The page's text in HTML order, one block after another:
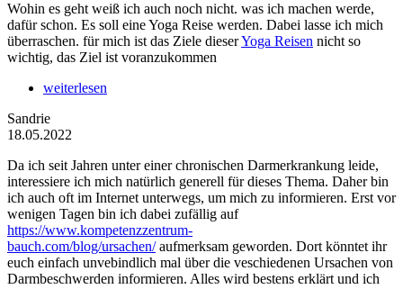
Wohin es geht weiß ich auch noch nicht. was ich machen werde,
dafür schon. Es soll eine Yoga Reise werden. Dabei lasse ich mich
überraschen. für mich ist das Ziele dieserYoga Reisen nicht so
wichtig, das Ziel ist voranzukommen
weiterlesen
Sandrie
18.05.2022
Da ich seit Jahren unter einer chronischen Darmerkrankung leide,
interessiere ich mich natürlich generell für dieses Thema. Daher bin
ich auch oft im Internet unterwegs, um mich zu informieren. Erst vor
wenigen Tagen bin ich dabei zufällig auf
https://www.kompetenzzentrum-
bauch.com/blog/ursachen/aufmerksam geworden. Dort könntet ihr
euch einfach unvebindlich mal über die veschiedenen Ursachen von
Darmbeschwerden informieren. Alles wird bestens erklärt und ich